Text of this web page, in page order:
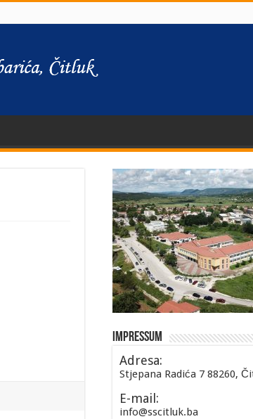
Impressum
Adresa:
Stjepana Radića 7 88260,
E-mail:
info@sscitluk.ba